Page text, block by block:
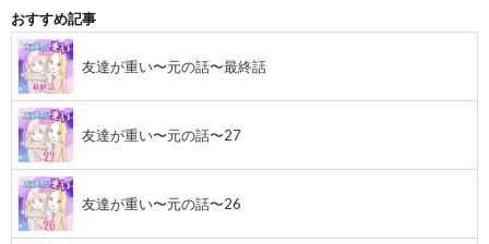
おすすめ記事
友達が重い〜元の話〜最終話
友達が重い〜元の話〜27
友達が重い〜元の話〜26